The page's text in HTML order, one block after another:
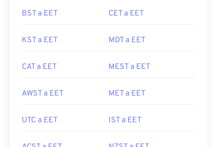
BST a EET CET a EET
KST a EET MDT a EET
CAT a EET MEST a EET
AWST a EET MET a EET
UTC a EET IST a EET